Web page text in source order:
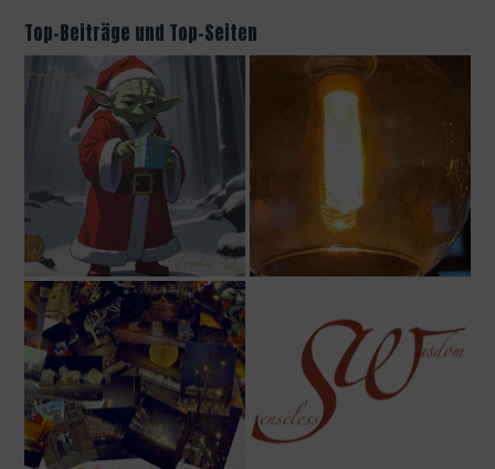
Top-Beiträge und Top-Seiten